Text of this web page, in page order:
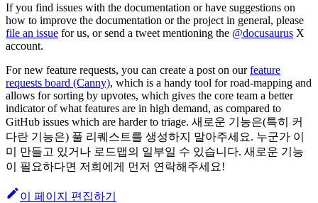
If you find issues with the documentation or have suggestions on
how to improve the documentation or the project in general, please
file an issue for us, or send a tweet mentioning the @docusaurus X
account.
For new feature requests, you can create a post on ourfeature
requests board (Canny), which is a handy tool for road-mapping and
allows for sorting by upvotes, which gives the core team a better
indicator of what features are in high demand, as compared to
GitHub issues which are harder to triage. 새로운 기능은(특히 커
다란 기능은) 풀 리퀘스트를 생성하지 말아주세요. 누군가 이
미 만들고 있거나 로드맵의 일부일 수 있습니다. 새로운 기능
이 필요하다면 저희에게 먼저 연락해주세요!
이 페이지 편집하기